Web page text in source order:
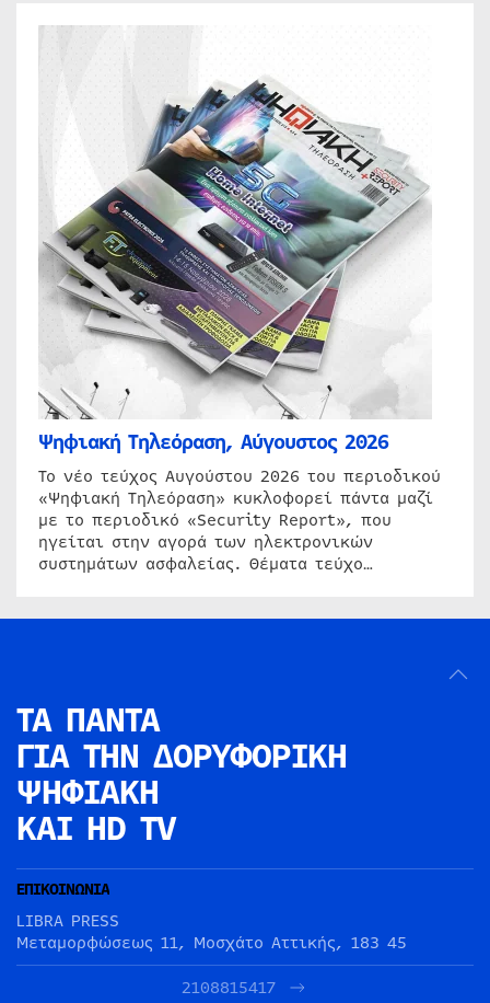
Ψηφιακή Τηλεόραση, Αύγουστος 2026
Το νέο τεύχος Αυγούστου 2026 του περιοδικού
«Ψηφιακή Τηλεόραση» κυκλοφορεί πάντα μαζί
με το περιοδικό «Security Report», που
ηγείται στην αγορά των ηλεκτρονικών
συστημάτων ασφαλείας. Θέματα τεύχο…
ΤΑ ΠΑΝΤΑ
ΓΙΑ ΤΗΝ ΔΟΡΥΦΟΡΙΚΗ
ΨΗΦΙΑΚΗ
ΚΑΙ HD TV
ΕΠΙΚΟΙΝΩΝΙΑ
LIBRA PRESS
Μεταμορφώσεως 11, Μοσχάτο Αττικής, 183 45
2108815417